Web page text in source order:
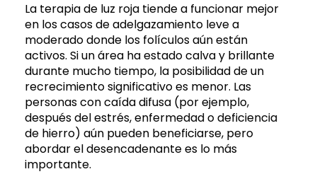
La terapia de luz roja tiende a funcionar mejor
en los casos de adelgazamiento leve a
moderado donde los folículos aún están
activos. Si un área ha estado calva y brillante
durante mucho tiempo, la posibilidad de un
recrecimiento significativo es menor. Las
personas con caída difusa (por ejemplo,
después del estrés, enfermedad o deficiencia
de hierro) aún pueden beneficiarse, pero
abordar el desencadenante es lo más
importante.